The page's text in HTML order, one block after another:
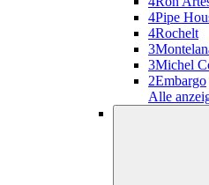
4Pipe
4Rochelt
3
3Michel
2Embargo
Alle